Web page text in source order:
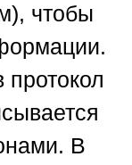
чтобы
В